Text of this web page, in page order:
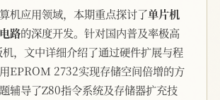
机应用领域，本期重点探讨了单片机
路的深度开发。针对国内普及率极高
，文中详细介绍了通过硬件扩展与程
EPROM 2732实现存储空间倍增的方
辅导了Z80指令系统及存储器扩充技